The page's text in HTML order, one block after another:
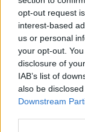
opt-out request
interest-based
us or personal
your opt-out.
disclosure of
IAB’s list of
also be
Downstream
της.